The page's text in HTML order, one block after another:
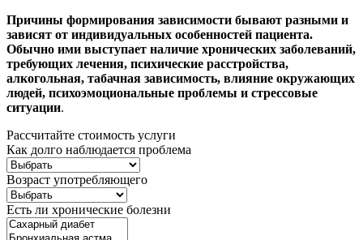
Причины формирования зависимости бывают разными и
зависят от индивидуальных особенностей пациента.
Обычно ими выступает наличие хронических заболеваний,
требующих лечения, психические расстройства,
алкогольная, табачная зависимость, влияние окружающих
людей, психоэмоциональные проблемы и стрессовые
ситуации.
Рассчитайте стоимость услуги
Как долго наблюдается проблема
Возраст употребляющего
Есть ли хронические болезни